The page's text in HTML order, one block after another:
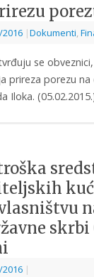
|Dokumenti
se
prireza porezu
Iloka.
|